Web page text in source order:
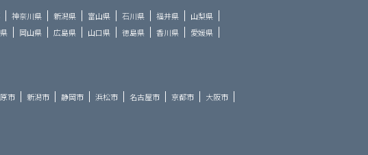
神奈川県 新潟県 富山県 石川県 福井県
山梨県
岡山県 広島県 山口県 徳島県 香川県
愛媛県
市 新潟市 静岡市 浜松市 名古屋市 京都市
大阪市